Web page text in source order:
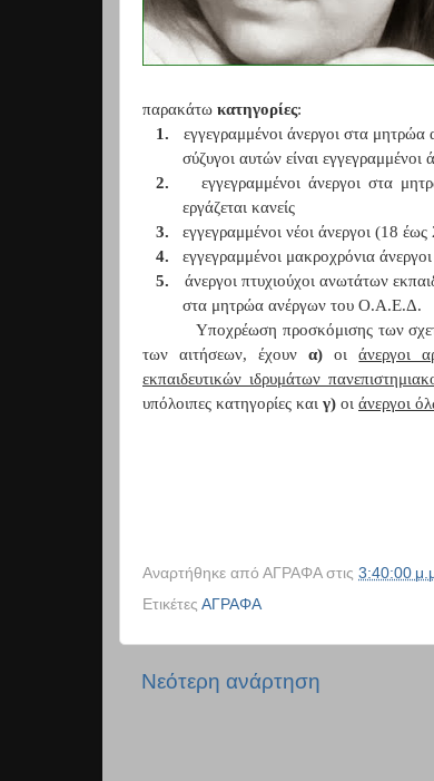
παρακάτω κατηγορίες:
1.
εγγεγραμμένοι άνεργοι στα μητρώα
σύζυγοι αυτών είναι
2.
εγγεγραμμένοι άνεργοι στα
εργάζεται κανείς
3.
εγγεγραμμένοι νέοι άνεργοι (18
4.
εγγεγραμμένοι μακροχρόνια
5.
άνεργοι πτυχιούχοι ανωτάτων
στα μητρώα ανέργων του Ο.Α.Ε.Δ.
Υποχρέωση προσκόμισης των
των αιτήσεων, έχουνα) οιάνεργοι
εκπαιδευτικών ιδρυμάτων
υπόλοιπες κατηγορίες και γ) οι άνεργοι
Αναρτήθηκε από ΑΓΡΑΦΑ στις 3:40:00
Ετικέτες ΑΓΡΑΦΑ
Νεότερη ανάρτηση